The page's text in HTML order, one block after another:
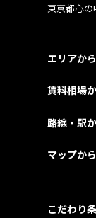
東京都心
エリアか
賃料相場
路線・駅
マップか
こだわり